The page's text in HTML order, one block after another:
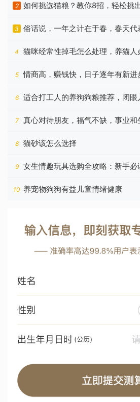
2 如何挑选猫粮？教你8招，轻松挑
3
俗话说，一年之计在于春，春天代
希望
4 猫咪经常性掉毛怎么处理，养猫人
5
情商高，赚钱快，日子逐年有新进
好
6 适合打工人的养狗狗粮推荐，闭眼
7
真心对待朋友，福气不缺，事业和
座
8 猫砂该怎么选择
9 女生情趣玩具选购全攻略：新手必
10 养宠物狗狗有益儿童情绪健康